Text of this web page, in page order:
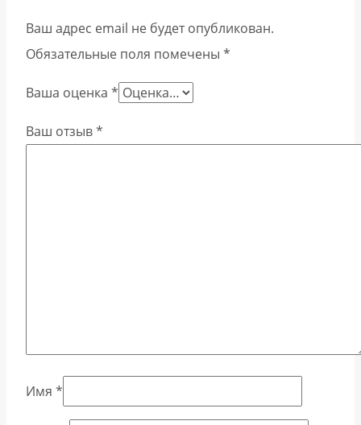
Ваш адрес email не будет опубликован.
Обязательные поля помечены *
Ваша оценка *
Ваш отзыв*
Имя *